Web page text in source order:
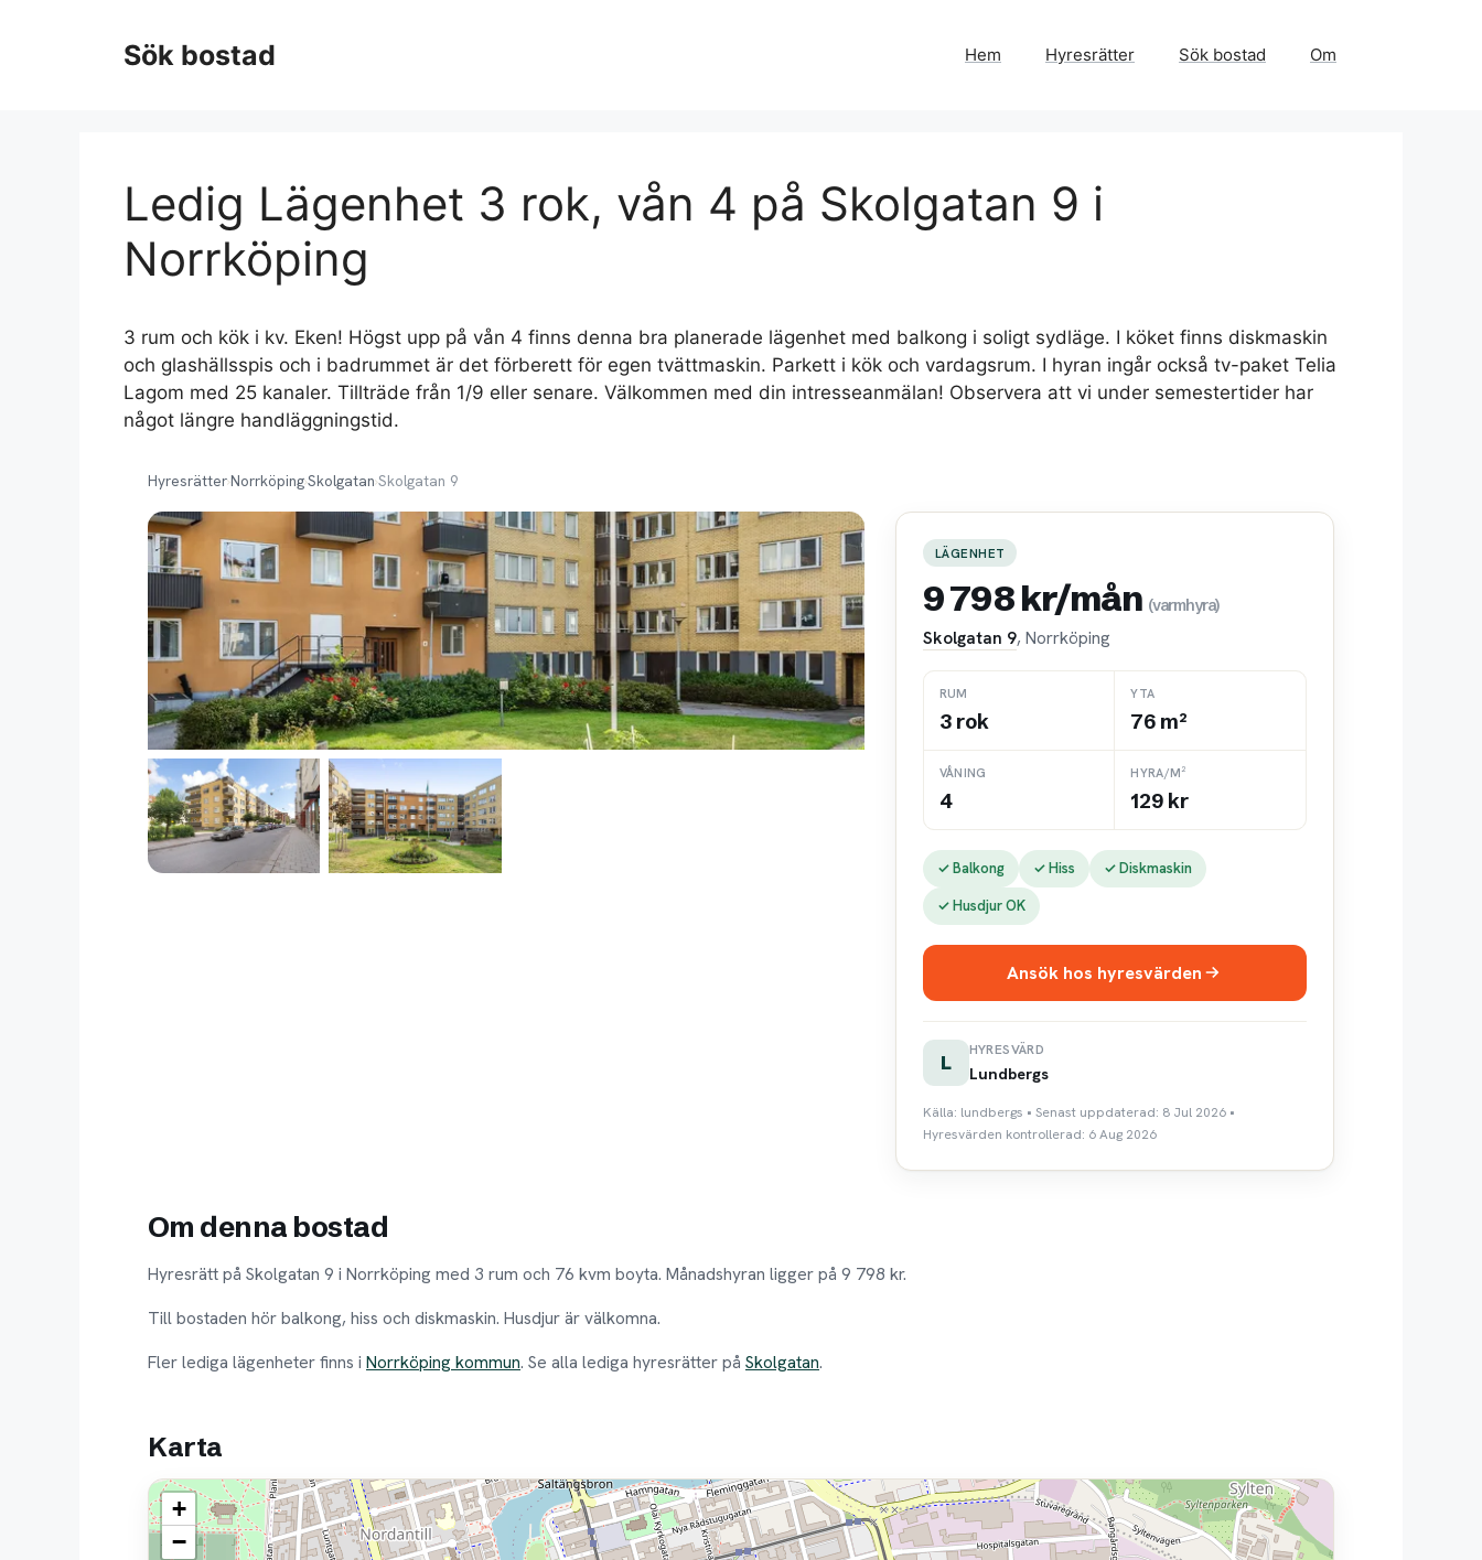
Sök bostad Hem Hyresrätter Sök bostad Om
Ledig Lägenhet 3 rok, vån 4 på Skolgatan 9 i
Norrköping
3 rum och kök i kv. Eken! Högst upp på vån 4 finns denna bra planerade lägenhet med balkong i soligt sydläge. I köket finns diskmaskin
och glashällsspis och i badrummet är det förberett för egen tvättmaskin. Parkett i kök och vardagsrum. I hyran ingår också tv-paket Telia
Lagom med 25 kanaler. Tillträde från 1/9 eller senare. Välkommen med din intresseanmälan! Observera att vi under semestertider har
något längre handläggningstid.
Hyresrätter›Norrköping›Skolgatan›Skolgatan 9
LÄGENHET
9 798 kr/mån (varmhyra)
Skolgatan 9, Norrköping
RUM
3 rok
YTA
76 m²
VÅNING
4
HYRA/M²
129 kr
✓ Balkong ✓ Hiss
✓ Diskmaskin
✓ Husdjur OK
Ansök hos hyresvärden
L
HYRESVÄRD
Lundbergs
Källa: lundbergs • Senast uppdaterad: 8 Jul 2026 •
Hyresvärden kontrollerad: 6 Aug 2026
Om denna bostad
Hyresrätt på Skolgatan 9 i Norrköping med 3 rum och 76 kvm boyta. Månadshyran ligger på 9 798 kr.
Till bostaden hör balkong, hiss och diskmaskin. Husdjur är välkomna.
Fler lediga lägenheter finns i Norrköping kommun. Se alla lediga hyresrätter på Skolgatan.
Karta
+
−